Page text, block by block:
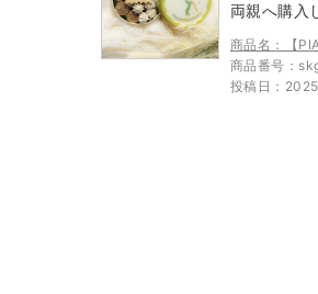
両親へ購入
商品名：【
商品番号：
投稿日：